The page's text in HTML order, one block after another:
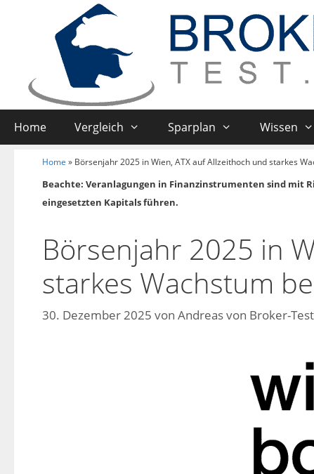
Home Vergleich Sparplan Wissen
Home » Börsenjahr 2025 in Wien, ATX auf Allzeithoch und starkes
Beachte: Veranlagungen in Finanzinstrumenten sind mit
eingesetzten Kapitals führen.
Börsenjahr 2025 in
starkes Wachstum
30. Dezember 2025 von Andreas von Broker-